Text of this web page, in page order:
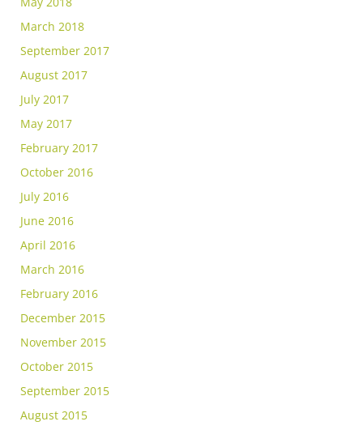
March 2018
September 2017
August 2017
July 2017
May 2017
February 2017
October 2016
July 2016
June 2016
April 2016
March 2016
February 2016
December 2015
November 2015
October 2015
September 2015
August 2015